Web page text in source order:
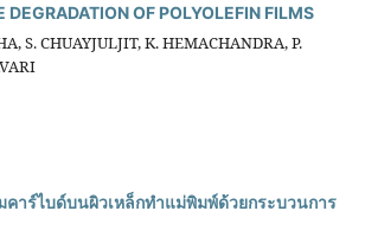
DEGRADATION OF POLYOLEFIN FILMS
S. CHUAYJULJIT, K. HEMACHANDRA, P.
คาร์ไบด์บนผิวเหล็กทำแม่พิมพ์ด้วยกระบวนการ